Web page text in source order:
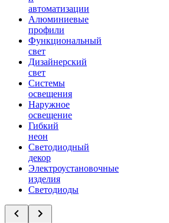
автоматизации
Алюминиевые
профили
Функциональный
свет
Дизайнерский
свет
Системы
освещения
Наружное
освещение
Гибкий
неон
Светодиодный
декор
Электроустановочные
изделия
Светодиоды